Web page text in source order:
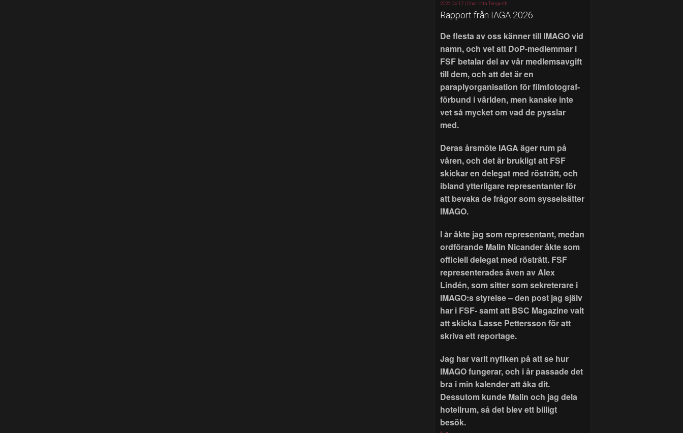
2026-04-17 |Charlotta Tengroth
Rapport från IAGA 2026
De flesta av oss känner till IMAGO vid
namn, och vet att DoP-medlemmar i
FSF betalar del av vår medlemsavgift
till dem, och att det är en
paraplyorganisation för filmfotograf-
förbund i världen, men kanske inte
vet så mycket om vad de pysslar
med.
Deras årsmöte IAGA äger rum på
våren, och det är brukligt att FSF
skickar en delegat med rösträtt, och
ibland ytterligare representanter för
att bevaka de frågor som sysselsätter
IMAGO.
I år åkte jag som representant, medan
ordförande Malin Nicander åkte som
officiell delegat med rösträtt. FSF
representerades även av Alex
Lindén, som sitter som sekreterare i
IMAGO:s styrelse – den post jag själv
har i FSF- samt att BSC Magazine valt
att skicka Lasse Pettersson för att
skriva ett reportage.
Jag har varit nyfiken på att se hur
IMAGO fungerar, och i år passade det
bra i min kalender att åka dit.
Dessutom kunde Malin och jag dela
hotellrum, så det blev ett billigt
besök.